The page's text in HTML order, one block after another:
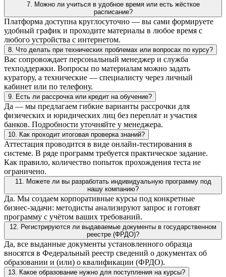
7. Можно ли учиться в удобное время или есть жёсткое
расписание?
Платформа доступна круглосуточно — вы сами формируете
удобный график и проходите материалы в любое время с
любого устройства с интернетом.
8. Что делать при технических проблемах или вопросах по курсу?
Вас сопровождает персональный менеджер и служба
техподдержки. Вопросы по материалам можно задать
куратору, а технические — специалисту через личный
кабинет или по телефону.
9. Есть ли рассрочка или кредит на обучение?
Да — мы предлагаем гибкие варианты рассрочки для
физических и юридических лиц без переплат и участия
банков. Подробности уточняйте у менеджера.
10. Как проходит итоговая проверка знаний?
Аттестация проводится в виде онлайн-тестирования в
системе. В ряде программ требуется практическое задание.
Как правило, количество попыток прохождения теста не
ограничено.
11. Можете ли вы разработать индивидуальную программу под
нашу компанию?
Да. Мы создаем корпоративные курсы под конкретные
бизнес-задачи: методисты анализируют запрос и готовят
программу с учётом ваших требований.
12. Регистрируются ли выдаваемые документы в государственном
реестре (ФРДО)?
Да, все выданные документы установленного образца
вносятся в Федеральный реестр сведений о документах об
образовании и (или) о квалификации (ФРДО).
13. Какое образование нужно для поступления на курсы?